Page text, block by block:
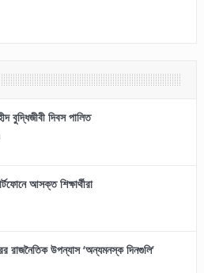
বুদ্ধিজীবী দিবস পালিত
আসক্ত শিক্ষার্থীরা
রাজনৈতিক উপন্যাস ‘অন্যমনস্ক দিনগুলি’